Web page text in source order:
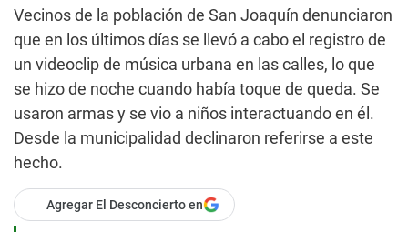
Vecinos de la población de San Joaquín denunciaron
que en los últimos días se llevó a cabo el registro de
un videoclip de música urbana en las calles, lo que
se hizo de noche cuando había toque de queda. Se
usaron armas y se vio a niños interactuando en él.
Desde la municipalidad declinaron referirse a este
hecho.
Agregar El Desconcierto en